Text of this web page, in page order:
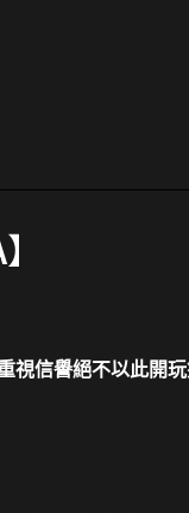
信譽絕不以此開